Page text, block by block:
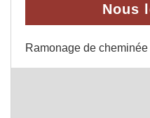
Nous
Ramonage de